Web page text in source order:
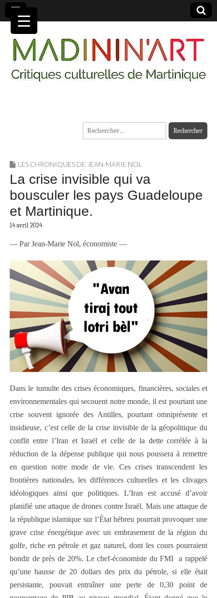
MADININ'ART
Rechercher :
LES CHRONIQUES DE JEAN-MARIE NOL
La crise invisible qui va
bousculer les pays Guadeloupe
et Martinique.
14 avril 2024
— Par Jean-Marie Nol, économiste —
Dans le tumulte des crises économiques, financières, sociales et
environnementales qui secouent notre monde, il est pourtant une
crise souvent ignorée des Antilles, pourtant omniprésente et
insidieuse, c’est celle de la crise invisible de la géopolitique du
conflit entre l’Iran et Israël et celle de la dette corrélée à la
réduction de la dépense publique qui nous poussera à remettre
en question notre mode de vie. Ces crises transcendent les
frontières nationales, les différences culturelles et les clivages
idéologiques ainsi que politiques. L’Iran est accusé d’avoir
planifié une attaque de drones contre Israël. Mais une attaque de
la république islamique sur l’État hébreu pourrait provoquer une
grave crise énergétique avec un embrasement de la région du
golfe, riche en pétrole et gaz naturel, dont les cours pourraient
bondir de près de 20%. Le chef-économiste du FMI a rappelé
qu’une hausse de 20 dollars des prix du pétrole, si elle était
persistante, pouvait entraîner une perte de 0,30 point de